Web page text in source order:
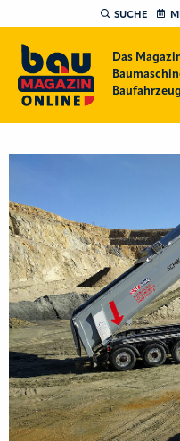
SUCHE
Das